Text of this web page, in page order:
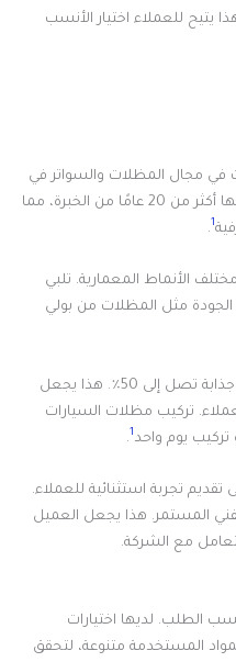
يتيح للعملاء اختيار الأنسب
في مجال المظلات والسواتر في
الرياض. تقدم خدمات عالية الجودة. لديها أكثر من 20 عامًا من الخبرة، مما
1
.
الأنماط المعمارية. تلبي
الجودة مثل المظلات من بولي
تقدم شركة الغطاء الذهبي خصومات جذابة تصل إلى 50٪. هذا يجعل
تركيب مظلات السيارات
1
.
تجربة استثنائية للعملاء.
المستمر. هذا يجعل العميل
مع الشركة.
الطلب. لديها اختيارات
المستخدمة متنوعة، لتحقق